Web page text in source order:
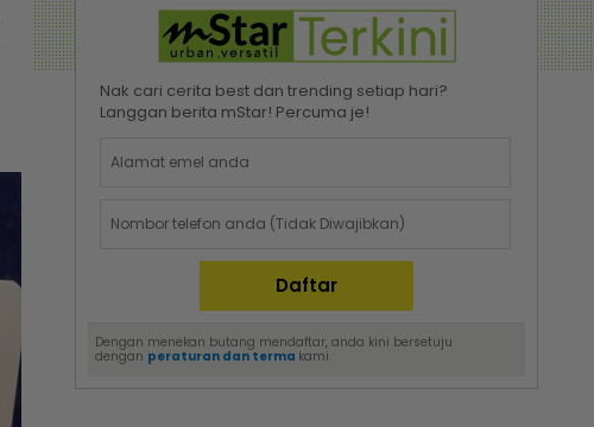
Nak cari cerita best dan trending setiap hari?
Langgan berita mStar! Percuma je!
Dengan menekan butang mendaftar, anda kini bersetuju
dengan peraturan dan terma kami.